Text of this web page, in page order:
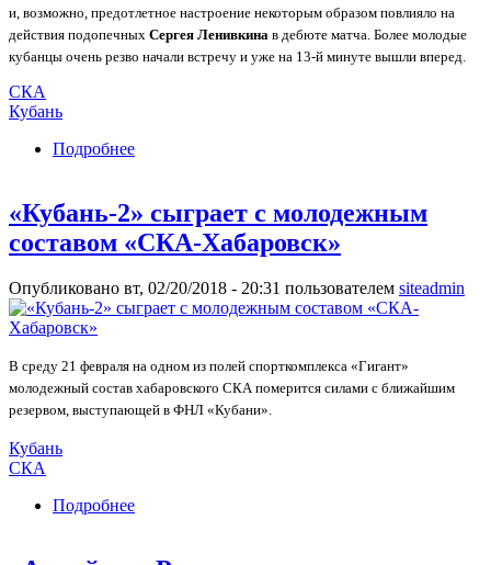
и, возможно, предотлетное настроение некоторым образом повлияло на
действия подопечных Сергея Ленивкина в дебюте матча. Более молодые
кубанцы очень резво начали встречу и уже на 13-й минуте вышли вперед.
СКА
Кубань
Подробнее
«Кубань-2» сыграет с молодежным
составом «СКА-Хабаровск»
Опубликовано вт, 02/20/2018 - 20:31 пользователем siteadmin
В среду 21 февраля на одном из полей спорткомплекса «Гигант»
молодежный состав хабаровского СКА померится силами с ближайшим
резервом, выступающей в ФНЛ «Кубани».
Кубань
СКА
Подробнее